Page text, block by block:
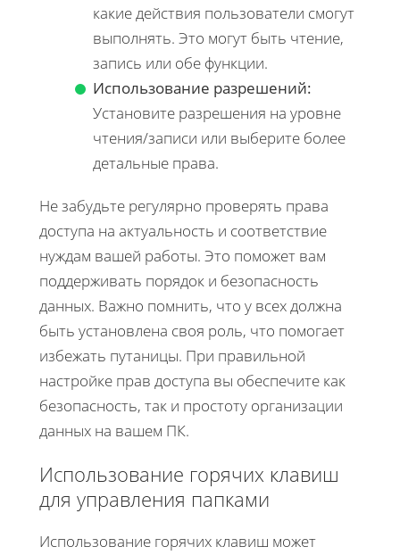
какие действия пользователи смогут
выполнять. Это могут быть чтение,
запись или обе функции.
Использование разрешений:
Установите разрешения на уровне
чтения/записи или выберите более
детальные права.
Не забудьте регулярно проверять права
доступа на актуальность и соответствие
нуждам вашей работы. Это поможет вам
поддерживать порядок и безопасность
данных. Важно помнить, что у всех должна
быть установлена своя роль, что помогает
избежать путаницы. При правильной
настройке прав доступа вы обеспечите как
безопасность, так и простоту организации
данных на вашем ПК.
Использование горячих клавиш
для управления папками
Использование горячих клавиш может